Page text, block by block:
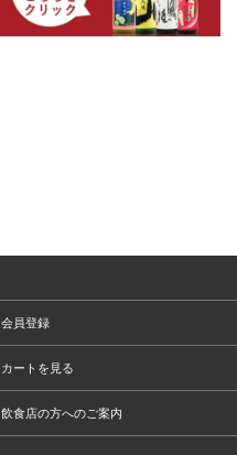
会員登録
カートを見る
飲食店の方へのご案内